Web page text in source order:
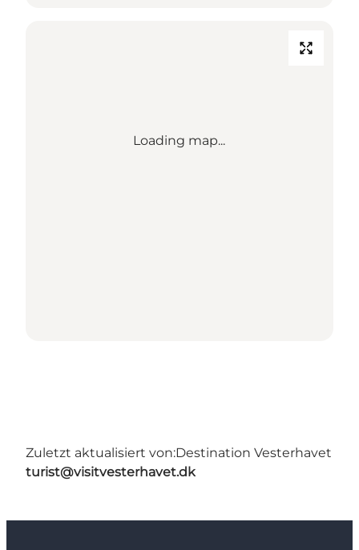
Loading map...
Zuletzt aktualisiert von:Destination Vesterhavet
turist@visitvesterhavet.dk